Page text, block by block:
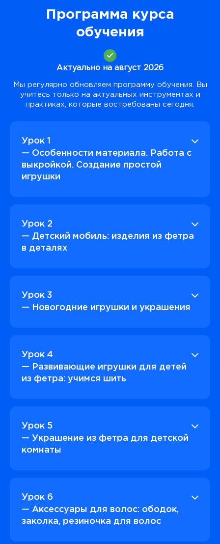
Программа курса
обучения
Актуально на август 2026
Мы регулярно обновляем программу обучения. Вы
учитесь только на актуальных инструментах и
практиках, которые востребованы сегодня.
Урок 1
— Особенности материала. Работа с
выкройкой. Создание простой
игрушки
Урок 2
— Детский мобиль: изделия из фетра
в деталях
Урок 3
— Новогодние игрушки и украшения
Урок 4
— Развивающие игрушки для детей
из фетра: учимся шить
Урок 5
— Украшение из фетра для детской
комнаты
Урок 6
— Аксессуары для волос: ободок,
заколка, резиночка для волос